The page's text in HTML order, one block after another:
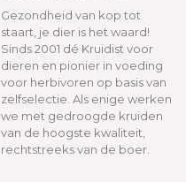
Gezondheid van kop tot
staart, je dier is het waard!
Sinds 2001 dé Kruidist voor
dieren en pionier in voeding
voor herbivoren op basis van
zelfselectie. Als enige werken
we met gedroogde kruiden
van de hoogste kwaliteit,
rechtstreeks van de boer.